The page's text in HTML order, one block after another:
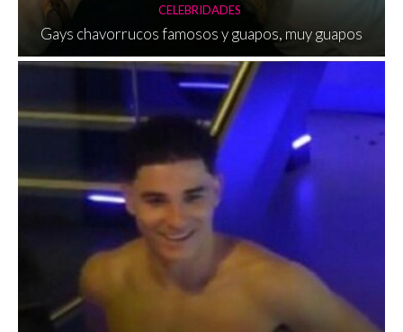
CELEBRIDADES
Gays chavorrucos famosos y guapos, muy guapos